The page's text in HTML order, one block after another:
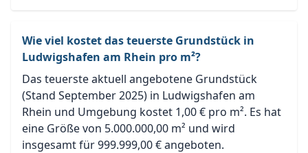
Wie viel kostet das teuerste Grundstück in
Ludwigshafen am Rhein pro m²?
Das teuerste aktuell angebotene Grundstück
(Stand September 2025) in Ludwigshafen am
Rhein und Umgebung kostet 1,00 € pro m². Es hat
eine Größe von 5.000.000,00 m² und wird
insgesamt für 999.999,00 € angeboten.